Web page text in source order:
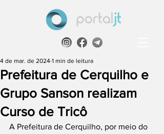
Prefeitura de Cerquilho e
Grupo Sanson realizam
Curso de Tricô
4 de mar. de 2024 1 min de leitura
A Prefeitura de Cerquilho, por meio do